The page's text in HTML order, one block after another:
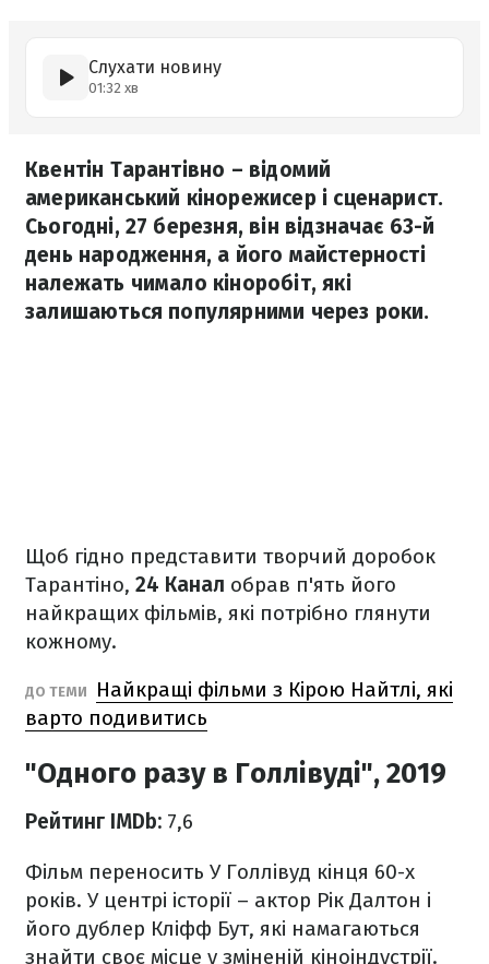
Слухати новину
01:32 хв
Квентін Тарантівно – відомий
американський кінорежисер і сценарист.
Сьогодні, 27 березня, він відзначає 63-й
день народження, а його майстерності
належать чимало кіноробіт, які
залишаються популярними через роки.
Щоб гідно представити творчий доробок
Тарантіно, 24 Канал обрав п'ять його
найкращих фільмів, які потрібно глянути
кожному.
ДО ТЕМИ
Найкращі фільми з Кірою Найтлі, які
варто подивитись
"Одного разу в Голлівуді", 2019
Рейтинг IMDb: 7,6
Фільм переносить У Голлівуд кінця 60-х
років. У центрі історії – актор Рік Далтон і
його дублер Кліфф Бут, які намагаються
знайти своє місце у зміненій кіноіндустрії.